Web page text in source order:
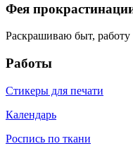
Фея
Раскрашиваю быт, работу
Работы
Стикеры для печати
Календарь
Роспись по ткани